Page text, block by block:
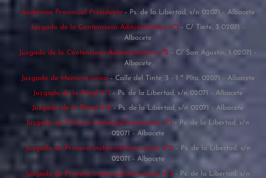
Audiencia Provincial Presidente - Ps. de la Libertad, s/n 02071 - Albacete
Juzgado de lo Contencioso-Administrativo nº1 - C/ Tinte, 3 02071 -
Albacete
Juzgado de lo Contencioso-Administrativo nº2 - C/ San Agustín, 1 02071 -
Albacete
Juzgado de Menores único - Calle del Tinte, 3 - 1 ª Plta. 02071 - Albacete
Juzgado de lo Penal nº1 - Ps. de la Libertad, s/n 02071 - Albacete
Juzgado de lo Penal nº2 - Ps. de la Libertad, s/n 02071 - Albacete
Juzgado de Primera Instancia/Instrucción nº1 - Ps. de la Libertad, s/n
02071 - Albacete
Juzgado de Primera Instancia/Instrucción nº2 - Ps. de la Libertad, s/n
02071 - Albacete
Juzgado de Primera Instancia/Instrucción nº3 - Ps. de la Libertad, s/n